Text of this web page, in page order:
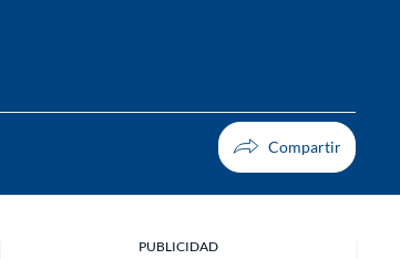
PUBLICIDAD